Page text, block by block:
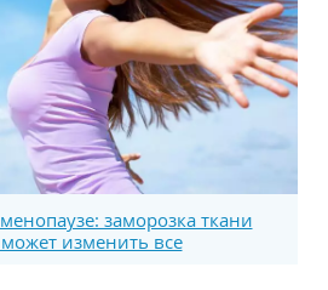
заморозка ткани
изменить все